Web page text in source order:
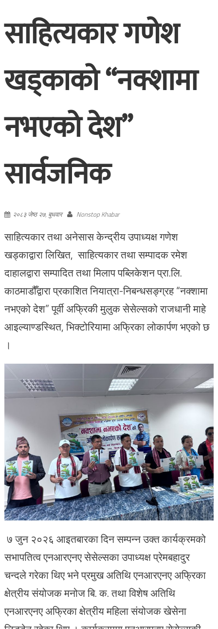
साहित्यकार गणेश
खड्काको “नक्शामा
नभएको देश”
सार्वजनिक
२०८३ जेष्ठ २७, बुधवार Nonstop Khabar
साहित्यकार तथा अनेसास केन्द्रीय उपाध्यक्ष गणेश
खड्काद्वारा लिखित, साहित्यकार तथा सम्पादक रमेश
दाहालद्वारा सम्पादित तथा मिलाप पब्लिकेशन प्रा.लि.
काठमाडौँद्वारा प्रकाशित नियात्रा-निबन्धसङ्ग्रह “नक्शामा
नभएको देश” पूर्वी अफ्रिकी मुलुक सेसेल्सको राजधानी माहे
आइल्याण्डस्थित, भिक्टोरियामा अफ्रिका लोकार्पण भएको छ
।
७ जुन २०२६ आइतबारका दिन सम्पन्न उक्त कार्यक्रमको
सभापतित्व एनआरएनए सेसेल्सका उपाध्यक्ष प्रेमबहादुर
चन्दले गरेका थिए भने प्रमुख अतिथि एनआरएनए अफ्रिका
क्षेत्रीय संयोजक मनोज बि. क. तथा विशेष अतिथि
एनआरएनए अफ्रिका क्षेत्रीय महिला संयोजक खेसेना